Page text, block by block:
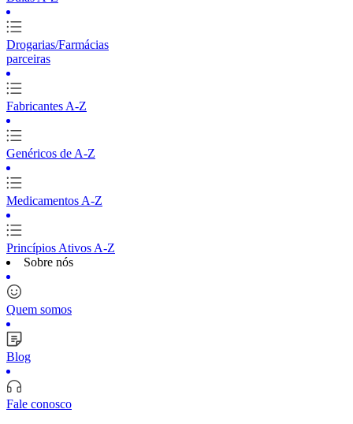
Drogarias/Farmácias
parceiras
Fabricantes A-Z
Genéricos de A-Z
Medicamentos A-Z
Princípios Ativos A-Z
Sobre nós
Quem somos
Blog
Fale conosco